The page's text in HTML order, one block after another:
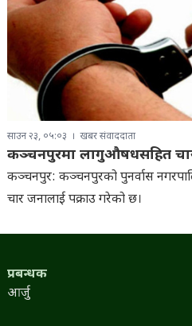
साउन २३, ०५:०३ खबर संवाददाता
कञ्चनपुरमा लागुऔषधसहित
कञ्चनपुर: कञ्चनपुरको पुनर्वास
चार जनालाई पक्राउ गरेको छ।
प्रबन्धक
आर्जु